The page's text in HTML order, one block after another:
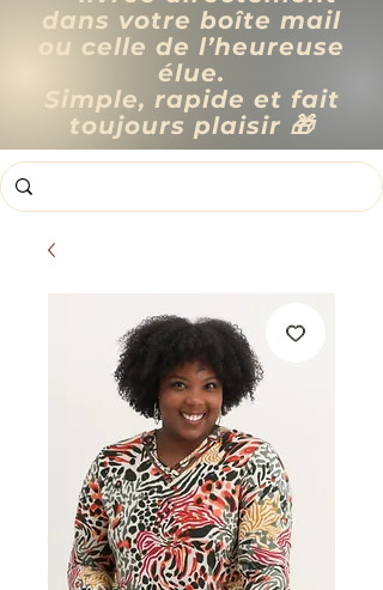
dans votre boîte mail
ou celle de l’heureuse
élue.
Simple, rapide et fait
toujours plaisir 🎁